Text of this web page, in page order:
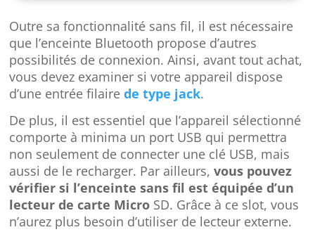
Outre sa fonctionnalité sans fil, il est nécessaire
que l’enceinte Bluetooth propose d’autres
possibilités de connexion. Ainsi, avant tout achat,
vous devez examiner si votre appareil dispose
d’une entrée filairede type jack.
De plus, il est essentiel que l’appareil sélectionné
comporte à minima un port USB qui permettra
non seulement de connecter une clé USB, mais
aussi de le recharger. Par ailleurs,vous pouvez
vérifier si l’enceinte sans fil est équipée d’un
lecteur de carte Micro SD. Grâce à ce slot, vous
n’aurez plus besoin d’utiliser de lecteur externe.